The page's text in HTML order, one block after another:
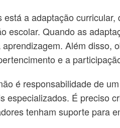
a adaptação
escolar. Quando as
Além
e a
é responsabilidade de
especializados. É preciso
tenham suporte para